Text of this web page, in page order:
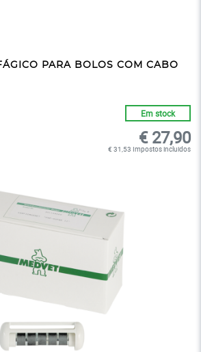
PARA BOLOS COM CABO
Em stock
€ 27,90
€ 31,53 Impostos incluidos